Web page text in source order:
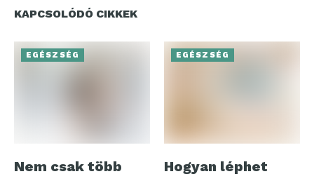
KAPCSOLÓDÓ CIKKEK
EGÉSZSÉG
Nem csak több
EGÉSZSÉG
Hogyan léphet